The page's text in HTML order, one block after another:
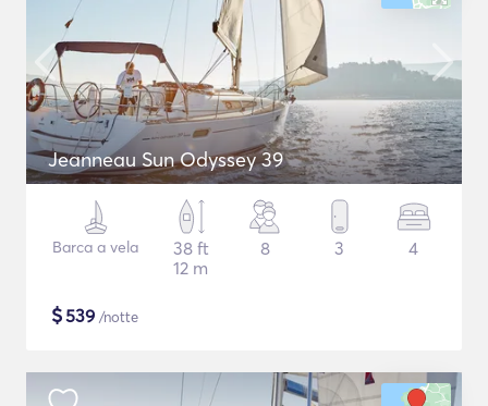
Jeanneau Sun Odyssey 39
Barca a vela
38 ft
12 m
8 3 4
$539 /notte